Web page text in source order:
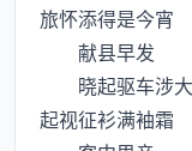
旅怀添得是今宵
献县早发
晓起驱车涉大
起视征衫满袖霜